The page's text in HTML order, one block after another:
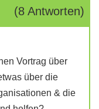
(8 Antworten)
Vortrag über
über die
& die